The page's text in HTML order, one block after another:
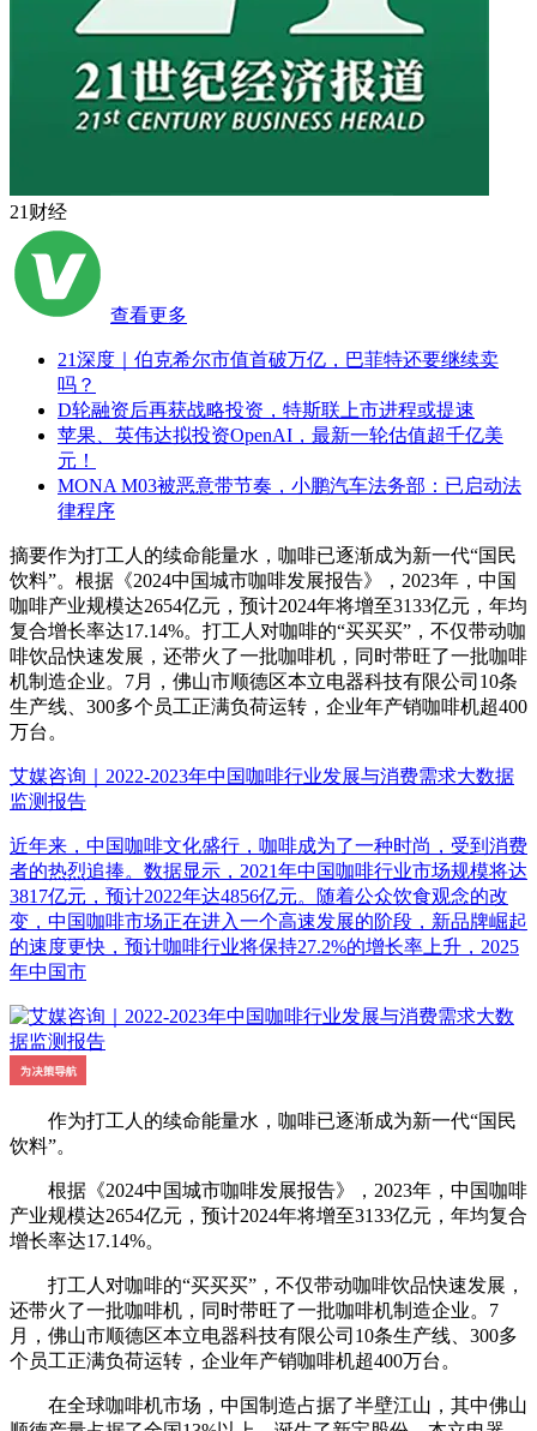
21财经
查看更多
21深度｜伯克希尔市值首破万亿，巴菲特还要继续卖
吗？
D轮融资后再获战略投资，特斯联上市进程或提速
苹果、英伟达拟投资OpenAI，最新一轮估值超千亿美
元！
MONA M03被恶意带节奏，小鹏汽车法务部：已启动法
律程序
摘要作为打工人的续命能量水，咖啡已逐渐成为新一代“国民
饮料”。根据《2024中国城市咖啡发展报告》，2023年，中国
咖啡产业规模达2654亿元，预计2024年将增至3133亿元，年均
复合增长率达17.14%。打工人对咖啡的“买买买”，不仅带动咖
啡饮品快速发展，还带火了一批咖啡机，同时带旺了一批咖啡
机制造企业。7月，佛山市顺德区本立电器科技有限公司10条
生产线、300多个员工正满负荷运转，企业年产销咖啡机超400
万台。
艾媒咨询｜2022-2023年中国咖啡行业发展与消费需求大数据
监测报告
近年来，中国咖啡文化盛行，咖啡成为了一种时尚，受到消费
者的热烈追捧。数据显示，2021年中国咖啡行业市场规模将达
3817亿元，预计2022年达4856亿元。随着公众饮食观念的改
变，中国咖啡市场正在进入一个高速发展的阶段，新品牌崛起
的速度更快，预计咖啡行业将保持27.2%的增长率上升，2025
年中国市
作为打工人的续命能量水，咖啡已逐渐成为新一代“国民
饮料”。
根据《2024中国城市咖啡发展报告》，2023年，中国咖啡
产业规模达2654亿元，预计2024年将增至3133亿元，年均复合
增长率达17.14%。
打工人对咖啡的“买买买”，不仅带动咖啡饮品快速发展，
还带火了一批咖啡机，同时带旺了一批咖啡机制造企业。7
月，佛山市顺德区本立电器科技有限公司10条生产线、300多
个员工正满负荷运转，企业年产销咖啡机超400万台。
在全球咖啡机市场，中国制造占据了半壁江山，其中佛山